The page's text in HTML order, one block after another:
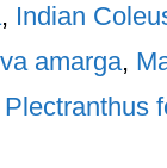
, Indian
amarga,
Plectranthus